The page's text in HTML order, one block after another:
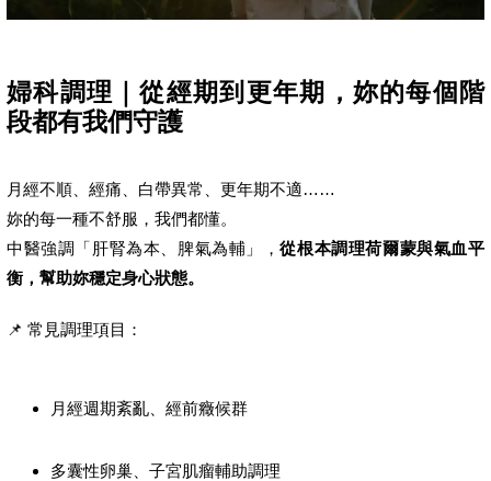
婦科調理｜從經期到更年期，妳的每個階
段都有我們守護
月經不順、經痛、白帶異常、更年期不適……
妳的每一種不舒服，我們都懂。
中醫強調「肝腎為本、脾氣為輔」，從根本調理荷爾蒙與氣血平
衡，幫助妳穩定身心狀態。
📌 常見調理項目：
月經週期紊亂、經前癥候群
多囊性卵巢、子宮肌瘤輔助調理